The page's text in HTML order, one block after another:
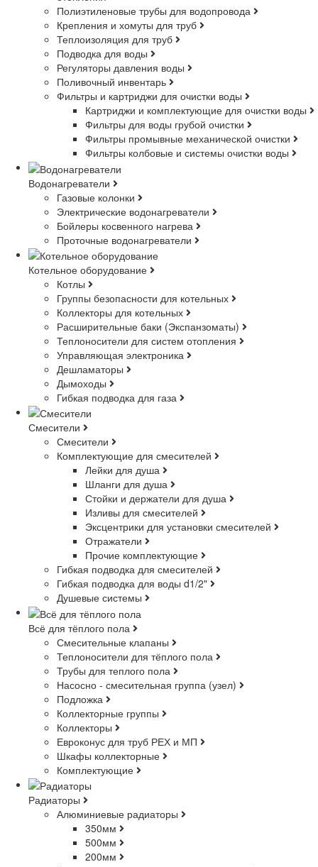
Полиэтиленовые трубы для водопровода
Крепления и хомуты для труб
Теплоизоляция для труб
Подводка для воды
Регуляторы давления воды
Поливочный инвентарь
Фильтры и картриджи для очистки воды
Картриджи и комплектующие для очистки воды
Фильтры для воды грубой очистки
Фильтры промывные механической очистки
Фильтры колбовые и системы очистки воды
Водонагреватели
Газовые колонки
Электрические водонагреватели
Бойлеры косвенного нагрева
Проточные водонагреватели
Котельное оборудование
Котлы
Группы безопасности для котельных
Коллекторы для котельных
Расширительные баки (Экспанзоматы)
Теплоносители для систем отопления
Управляющая электроника
Дешламаторы
Дымоходы
Гибкая подводка для газа
Смесители
Смесители
Комплектующие для смесителей
Лейки для душа
Шланги для душа
Стойки и держатели для душа
Изливы для смесителей
Эксцентрики для установки смесителей
Отражатели
Прочие комплектующие
Гибкая подводка для смесителей
Гибкая подводка для воды d1/2"
Душевые системы
Всё для тёплого пола
Смесительные клапаны
Теплоносители для тёплого пола
Трубы для теплого пола
Насосно - смесительная группа (узел)
Подложка
Коллекторные группы
Коллекторы
Евроконус для труб РЕХ и МП
Шкафы коллекторные
Комплектующие
Радиаторы
Алюминиевые радиаторы
350мм
500мм
200мм